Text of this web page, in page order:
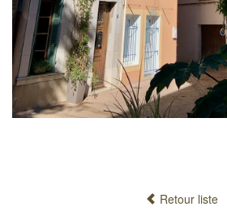
Retour liste